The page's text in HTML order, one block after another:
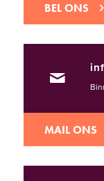
BEL ONS
MAIL ONS